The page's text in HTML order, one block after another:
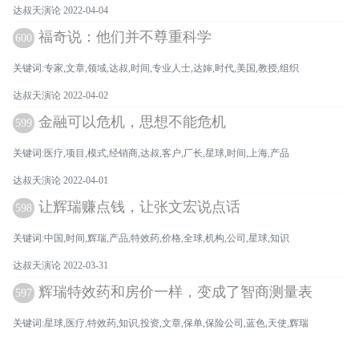
达叔天演论 2022-04-04
600 福奇说：他们并不尊重科学
关键词:专家,文章,领域,达叔,时间,专业人士,达婶,时代,美国,教授,组织
达叔天演论 2022-04-02
599 金融可以危机，思想不能危机
关键词:医疗,项目,模式,经销商,达叔,客户,厂长,星球,时间,上海,产品
达叔天演论 2022-04-01
598 让辉瑞赚点钱，让张文宏说点话
关键词:中国,时间,辉瑞,产品,特效药,价格,全球,机构,公司,星球,知识
达叔天演论 2022-03-31
597 辉瑞特效药和房价一样，变成了智商测量表
关键词:星球,医疗,特效药,知识,投资,文章,保单,保险公司,蓝色,天使,辉瑞